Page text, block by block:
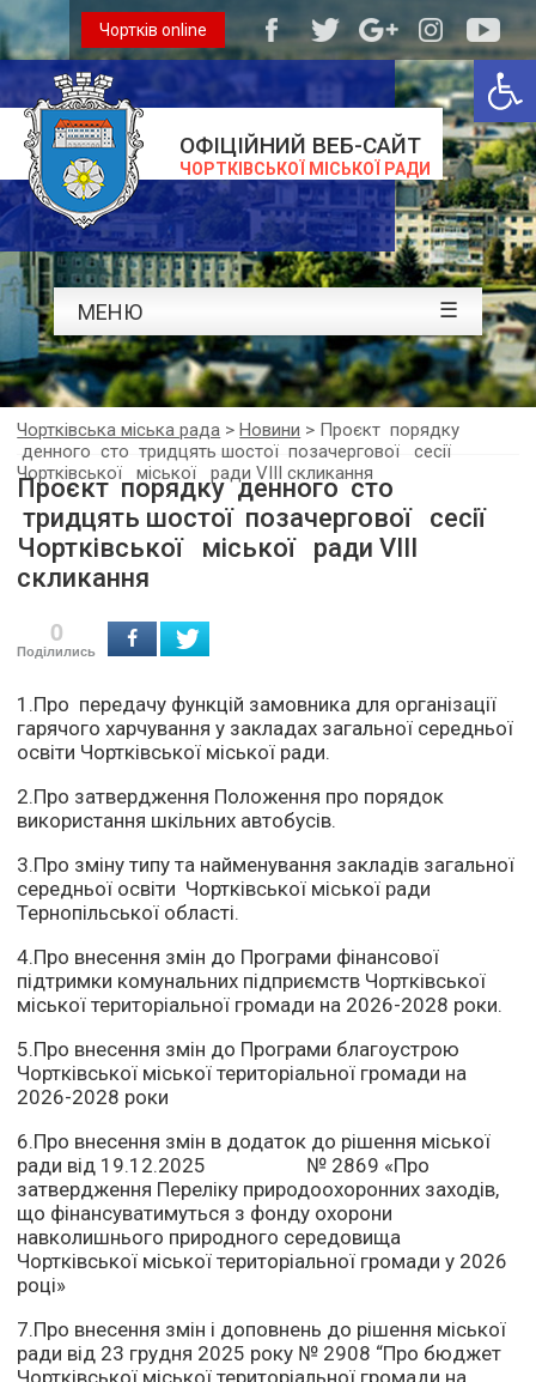
ОФІЦІЙНИЙ ВЕБ-САЙТ
ЧОРТКІВСЬКОЇ МІСЬКОЇ РАДИ
Чортків online
МЕНЮ ☰
Чортківська міська рада >Новини > Проєкт порядку
денного сто тридцять шостої позачергової сесії
Чортківської міської ради VІІІ скликання
Проєкт порядку денного сто
тридцять шостої позачергової сесії
Чортківської міської ради VІІІ
скликання
0
Поділились
1.Про передачу функцій замовника для організації
гарячого харчування у закладах загальної середньої
освіти Чортківської міської ради.
2.Про затвердження Положення про порядок
використання шкільних автобусів.
3.Про зміну типу та найменування закладів загальної
середньої освіти Чортківської міської ради
Тернопільської області.
4.Про внесення змін до Програми фінансової
підтримки комунальних підприємств Чортківської
міської територіальної громади на 2026-2028 роки.
5.Про внесення змін до Програми благоустрою
Чортківської міської територіальної громади на
2026-2028 роки
6.Про внесення змін в додаток до рішення міської
ради від 19.12.2025 № 2869 «Про
затвердження Переліку природоохоронних заходів,
що фінансуватимуться з фонду охорони
навколишнього природного середовища
Чортківської міської територіальної громади у 2026
році»
7.Про внесення змін і доповнень до рішення міської
ради від 23 грудня 2025 року № 2908 “Про бюджет